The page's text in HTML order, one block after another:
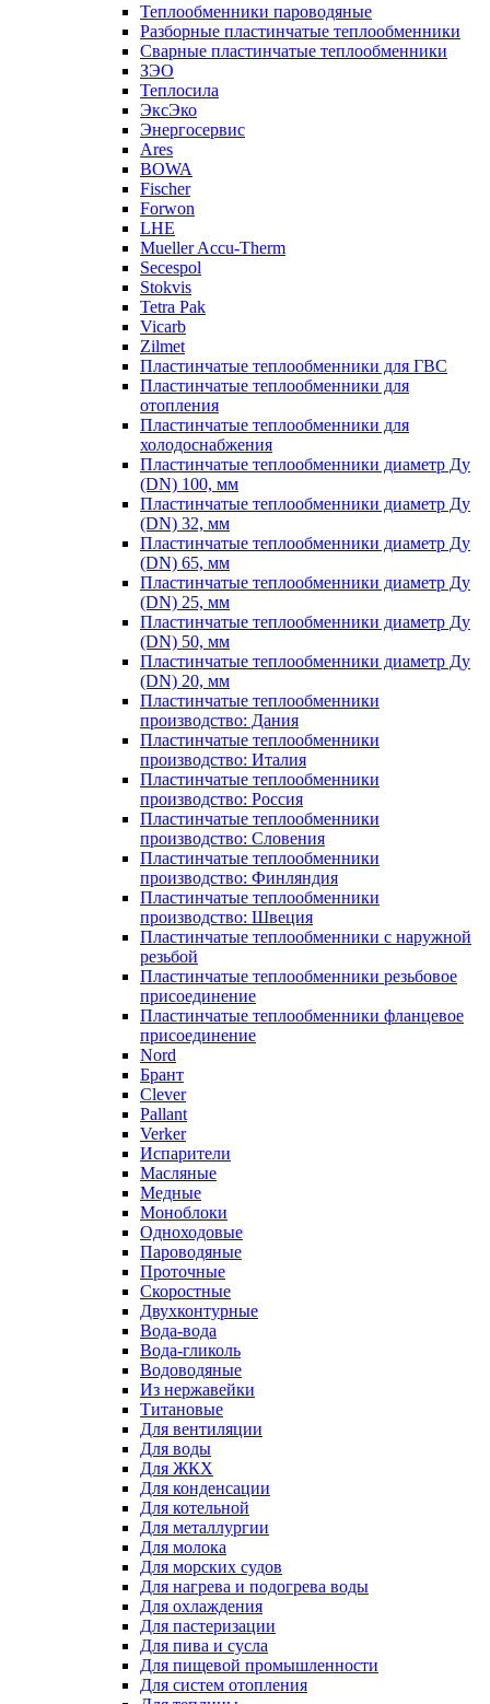
Теплообменники пароводяные
Разборные пластинчатые теплообменники
Сварные пластинчатые теплообменники
ЗЭО
Теплосила
ЭксЭко
Энергосервис
Ares
BOWA
Fischer
Forwon
LHE
Mueller Accu-Therm
Secespol
Stokvis
Tetra Pak
Vicarb
Zilmet
Пластинчатые теплообменники для ГВС
Пластинчатые теплообменники для
отопления
Пластинчатые теплообменники для
холодоснабжения
Пластинчатые теплообменники диаметр Ду
(DN) 100, мм
Пластинчатые теплообменники диаметр Ду
(DN) 32, мм
Пластинчатые теплообменники диаметр Ду
(DN) 65, мм
Пластинчатые теплообменники диаметр Ду
(DN) 25, мм
Пластинчатые теплообменники диаметр Ду
(DN) 50, мм
Пластинчатые теплообменники диаметр Ду
(DN) 20, мм
Пластинчатые теплообменники
производство: Дания
Пластинчатые теплообменники
производство: Италия
Пластинчатые теплообменники
производство: Россия
Пластинчатые теплообменники
производство: Словения
Пластинчатые теплообменники
производство: Финляндия
Пластинчатые теплообменники
производство: Швеция
Пластинчатые теплообменники с наружной
резьбой
Пластинчатые теплообменники резьбовое
присоединение
Пластинчатые теплообменники фланцевое
присоединение
Nord
Брант
Clever
Pallant
Verker
Испарители
Масляные
Медные
Моноблоки
Одноходовые
Пароводяные
Проточные
Скоростные
Двухконтурные
Вода-вода
Вода-гликоль
Водоводяные
Из нержавейки
Титановые
Для вентиляции
Для воды
Для ЖКХ
Для конденсации
Для котельной
Для металлургии
Для молока
Для морских судов
Для нагрева и подогрева воды
Для охлаждения
Для пастеризации
Для пива и сусла
Для пищевой промышленности
Для систем отопления